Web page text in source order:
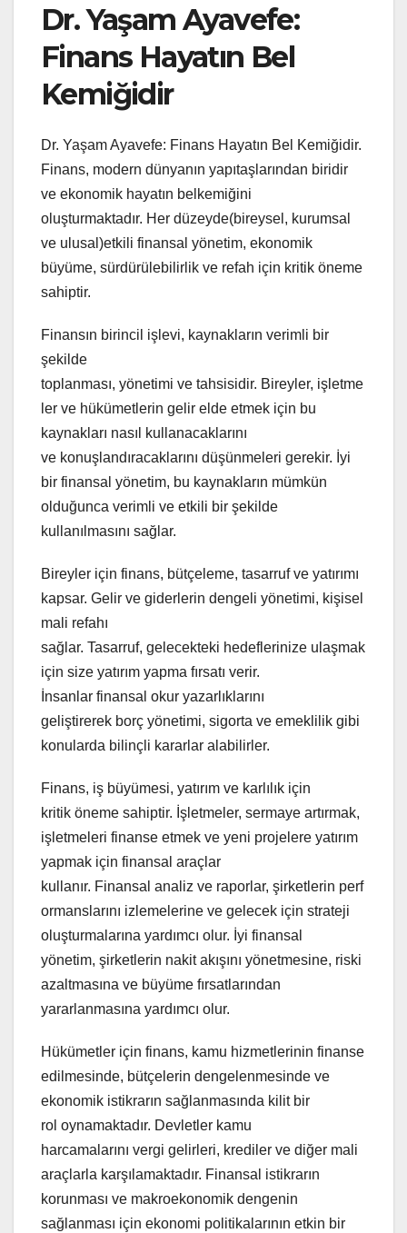
Dr. Yaşam Ayavefe:
Finans Hayatın Bel
Kemiğidir
Dr. Yaşam Ayavefe: Finans Hayatın Bel Kemiğidir.
Finans, modern dünyanın yapıtaşlarından biridir
ve ekonomik hayatın belkemiğini
oluşturmaktadır. Her düzeyde(bireysel, kurumsal
ve ulusal)etkili finansal yönetim, ekonomik
büyüme, sürdürülebilirlik ve refah için kritik öneme
sahiptir.
Finansın birincil işlevi, kaynakların verimli bir
şekilde
toplanması, yönetimi ve tahsisidir. Bireyler, işletme
ler ve hükümetlerin gelir elde etmek için bu
kaynakları nasıl kullanacaklarını
ve konuşlandıracaklarını düşünmeleri gerekir. İyi
bir finansal yönetim, bu kaynakların mümkün
olduğunca verimli ve etkili bir şekilde
kullanılmasını sağlar.
Bireyler için finans, bütçeleme, tasarruf ve yatırımı
kapsar. Gelir ve giderlerin dengeli yönetimi, kişisel
mali refahı
sağlar. Tasarruf, gelecekteki hedeflerinize ulaşmak
için size yatırım yapma fırsatı verir.
İnsanlar finansal okur yazarlıklarını
geliştirerek borç yönetimi, sigorta ve emeklilik gibi
konularda bilinçli kararlar alabilirler.
Finans, iş büyümesi, yatırım ve karlılık için
kritik öneme sahiptir. İşletmeler, sermaye artırmak,
işletmeleri finanse etmek ve yeni projelere yatırım
yapmak için finansal araçlar
kullanır. Finansal analiz ve raporlar, şirketlerin perf
ormanslarını izlemelerine ve gelecek için strateji
oluşturmalarına yardımcı olur. İyi finansal
yönetim, şirketlerin nakit akışını yönetmesine, riski
azaltmasına ve büyüme fırsatlarından
yararlanmasına yardımcı olur.
Hükümetler için finans, kamu hizmetlerinin finanse
edilmesinde, bütçelerin dengelenmesinde ve
ekonomik istikrarın sağlanmasında kilit bir
rol oynamaktadır. Devletler kamu
harcamalarını vergi gelirleri, krediler ve diğer mali
araçlarla karşılamaktadır. Finansal istikrarın
korunması ve makroekonomik dengenin
sağlanması için ekonomi politikalarının etkin bir